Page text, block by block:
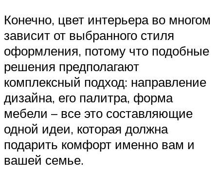
Конечно, цвет интерьера во многом
зависит от выбранного стиля
оформления, потому что подобные
решения предполагают
комплексный подход: направление
дизайна, его палитра, форма
мебели – все это составляющие
одной идеи, которая должна
подарить комфорт именно вам и
вашей семье.